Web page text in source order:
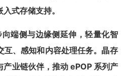
式存储支持。
端侧与边缘侧延伸，轻量化智
互、感知和内容处理任务。晶存
业链伙伴，推动 ePOP 系列产